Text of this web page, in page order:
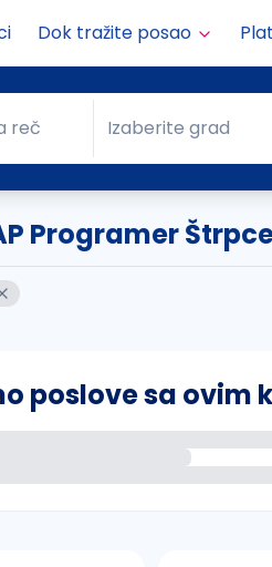
Dok tražite posao
reč Grad
Izaberite grad
Programer
poslove sa ovim